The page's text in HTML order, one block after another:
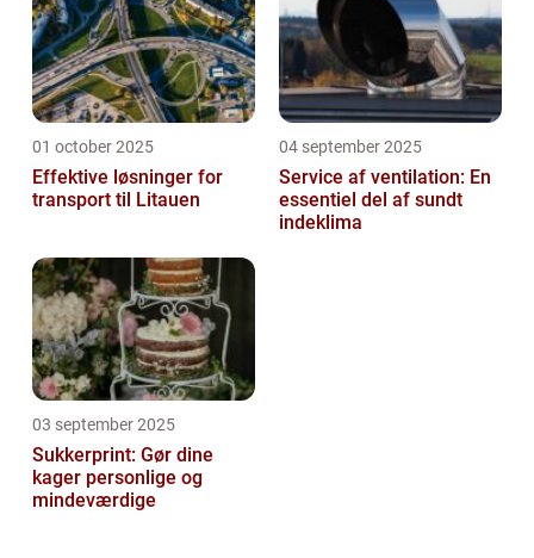
01 october 2025
Effektive løsninger for
transport til Litauen
04 september 2025
Service af ventilation: En
essentiel del af sundt
indeklima
03 september 2025
Sukkerprint: Gør dine
kager personlige og
mindeværdige